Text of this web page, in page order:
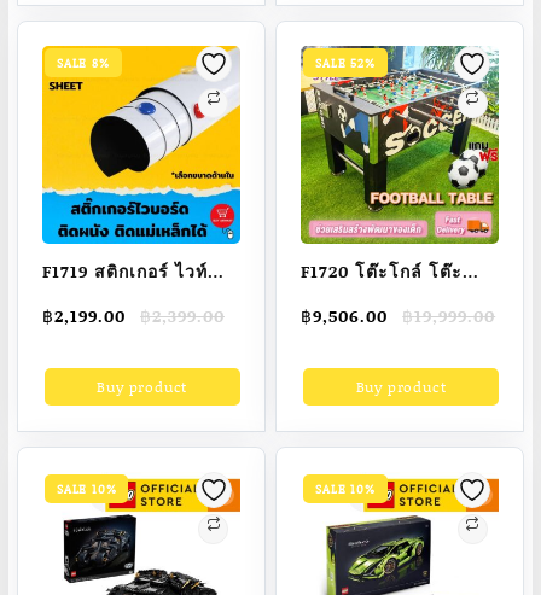
[คูปองลด 2 ต่อ]
ของเล่นเด็ก รถไฟฟ้า
SALE 8%
F1719 สติกเกอร์ ไวท์
ผนัง ไม่ต้องเจาะผนังให้
฿2,399.00
Original
was:
฿2,399.00.
฿2,199.00
Current
is:
฿2,199.00.Buy product
SALE 52%
F1720 โต๊ะโกล์ โต๊ะ
โต๊ะสังสรรค์ โต๊ะกีฬา
Football Table โต๊ะ
อุปกรณ์ครบชุด) ขนาด
เดียวกับที่ใช้แข่งขัน
฿19,999.00
Original
was:
฿19,999.00.
฿9,506.00
Current
is:
฿9,506.00.Buy product
SALE 10% SALE 10%